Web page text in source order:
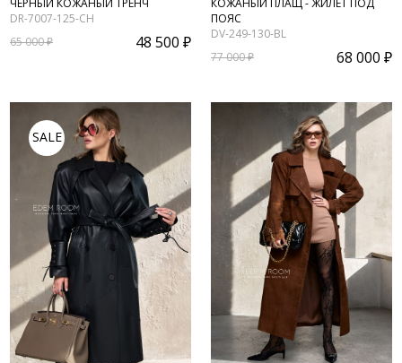
ЧЁРНЫЙ КОЖАНЫЙ ТРЕНЧ
DR-7007-125-CH
65 000 ₽
48 500 ₽
КОЖАНЫЙ ПЛАЩ - ЖИЛЕТ ПОД
ПОЯС
DV-249-130-BL
77 000 ₽
68 000 ₽
SALE